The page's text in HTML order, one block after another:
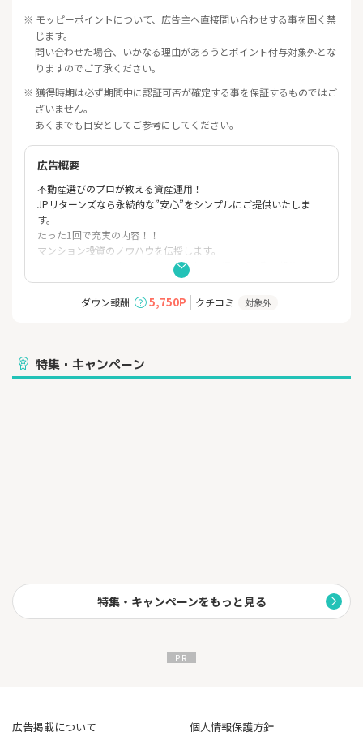
※ モッピーポイントについて、広告主へ直接問い合わせする事を固く禁
じます。
問い合わせた場合、いかなる理由があろうとポイント付与対象外とな
りますのでご了承ください。
※ 獲得時期は必ず期間中に認証可否が確定する事を保証するものではご
ざいません。
あくまでも目安としてご参考にしてください。
広告概要
不動産選びのプロが教える資産運用！
JPリターンズなら永続的な”安心”をシンプルにご提供いたしま
す。
たった1回で充実の内容！！
マンション投資のノウハウを伝授します。
マンションのオーナーになって家賃収入を得る「不動産投資」。
不動産投資は数ある投資商品の中でも比較的リスクが低いとさ
初めての方や慎重派の方でもお気軽にご相談いただけます。
不動産の投資のやり方まで詳しくご説明します。
まずは無料でご相談ください。
ダウン報酬 5,750P クチコミ 対象外
特集・キャンペーン
特集・キャンペーンをもっと見る
広告掲載について
個人情報保護方針